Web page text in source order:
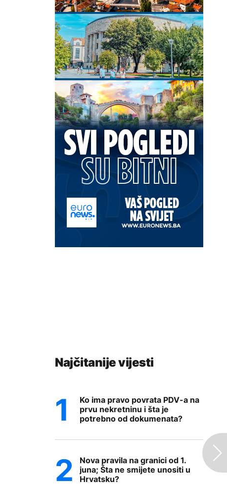
Najčitanije vijesti
Ko ima pravo povrata PDV-a na
prvu nekretninu i šta je
potrebno od dokumenata?
Nova pravila na granici od 1.
juna; Šta ne smijete unositi u
Hrvatsku?